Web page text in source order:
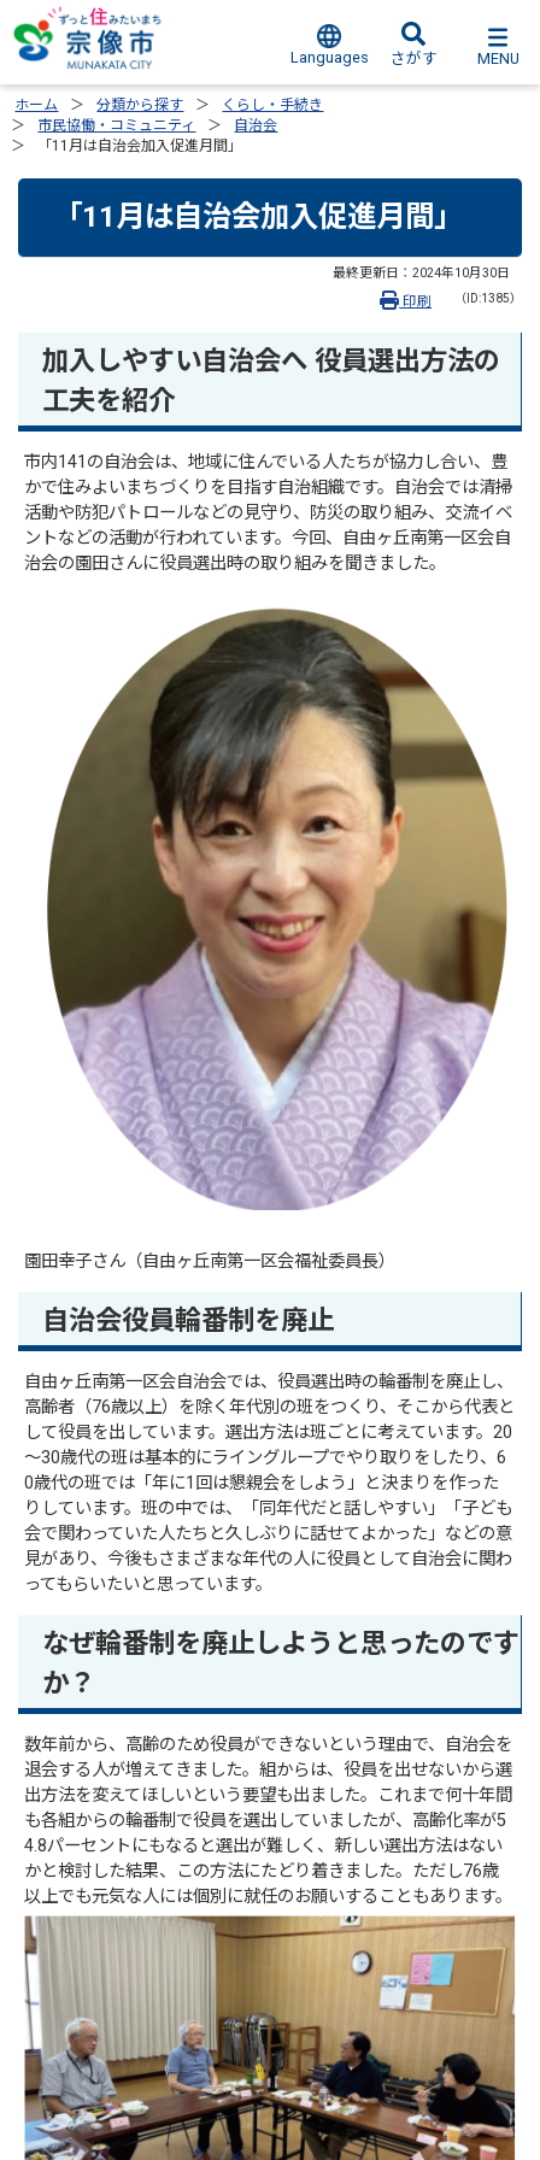
Languages さがす MENU
ホーム 分類から探す
くらし・手続き
市民協働・コミュニティ
自治会
「11月は自治会加入促進月間」
「11月は自治会加入促進月間」
最終更新日： 2024年10月30日
（ID:1385）
印刷
加入しやすい自治会へ 役員選出方法の
工夫を紹介
市内141の自治会は、地域に住んでいる人たちが協力し合い、豊
かで住みよいまちづくりを目指す自治組織です。自治会では清掃
活動や防犯パトロールなどの見守り、防災の取り組み、交流イベ
ントなどの活動が行われています。今回、自由ヶ丘南第一区会自
治会の園田さんに役員選出時の取り組みを聞きました。
園田幸子さん（自由ヶ丘南第一区会福祉委員長）
自治会役員輪番制を廃止
自由ヶ丘南第一区会自治会では、役員選出時の輪番制を廃止し、
高齢者（76歳以上）を除く年代別の班をつくり、そこから代表と
して役員を出しています。選出方法は班ごとに考えています。20
～30歳代の班は基本的にライングループでやり取りをしたり、6
0歳代の班では「年に1回は懇親会をしよう」と決まりを作った
りしています。班の中では、「同年代だと話しやすい」「子ども
会で関わっていた人たちと久しぶりに話せてよかった」などの意
見があり、今後もさまざまな年代の人に役員として自治会に関わ
ってもらいたいと思っています。
なぜ輪番制を廃止しようと思ったのです
か？
数年前から、高齢のため役員ができないという理由で、自治会を
退会する人が増えてきました。組からは、役員を出せないから選
出方法を変えてほしいという要望も出ました。これまで何十年間
も各組からの輪番制で役員を選出していましたが、高齢化率が5
4.8パーセントにもなると選出が難しく、新しい選出方法はない
かと検討した結果、この方法にたどり着きました。ただし76歳
以上でも元気な人には個別に就任のお願いすることもあります。